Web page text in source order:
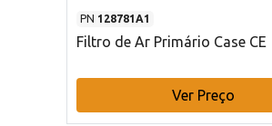
PN 128781A1
Filtro de Ar Primário Case CE
Ver Preço